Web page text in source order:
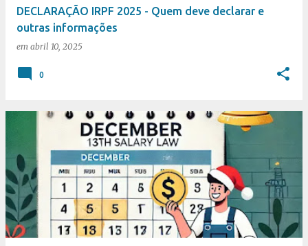
DECLARAÇÃO IRPF 2025 - Quem deve declarar e
outras informações
em abril 10, 2025
0